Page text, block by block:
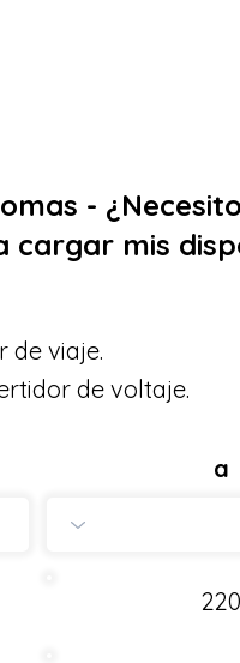
-
mis
de viaje.
de voltaje.
a
220